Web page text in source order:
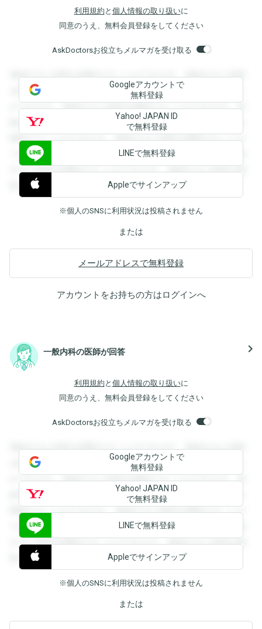
利用規約 と 個人情報の取り扱いに
同意のうえ、無料会員登録をしてください
AskDoctorsお役立ちメルマガを受け取る
登録すると回答を閲覧することができます。登録すると回答
を閲覧することができます。登録すると回答を閲覧すること
ができます。登録すると回答を閲覧することができます。登
録すると回答を閲覧することができます。登録すると回答を
閲覧することができます。登録すると回答を閲覧することが
できます。登録すると回答を閲覧することができます。登録
すると回答を閲覧することができます。登録すると回答を閲
覧することができます。
Googleアカウントで
無料登録
Yahoo! JAPAN ID
で無料登録
LINEで無料登録
Appleでサインアップ
※個人のSNSに利用状況は投稿されません
または
メールアドレスで無料登録
アカウントをお持ちの方はログインへ
一般内科の医師が回答 navigate_next
利用規約 と 個人情報の取り扱いに
同意のうえ、無料会員登録をしてください
AskDoctorsお役立ちメルマガを受け取る
登録すると回答を閲覧することができます。登録すると回答
を閲覧することができます。登録すると回答を閲覧すること
ができます。登録すると回答を閲覧することができます。登
録すると回答を閲覧することができます。登録すると回答を
閲覧することができます。登録すると回答を閲覧することが
できます。登録すると回答を閲覧することができます。登録
すると回答を閲覧することができます。登録すると回答を閲
覧することができます。
Googleアカウントで
無料登録
Yahoo! JAPAN ID
で無料登録
LINEで無料登録
Appleでサインアップ
※個人のSNSに利用状況は投稿されません
または